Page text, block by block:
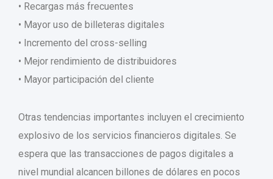
• Recargas más frecuentes
• Mayor uso de billeteras digitales
• Incremento del cross-selling
• Mejor rendimiento de distribuidores
• Mayor participación del cliente
Otras tendencias importantes incluyen el crecimiento
explosivo de los servicios financieros digitales. Se
espera que las transacciones de pagos digitales a
nivel mundial alcancen billones de dólares en pocos